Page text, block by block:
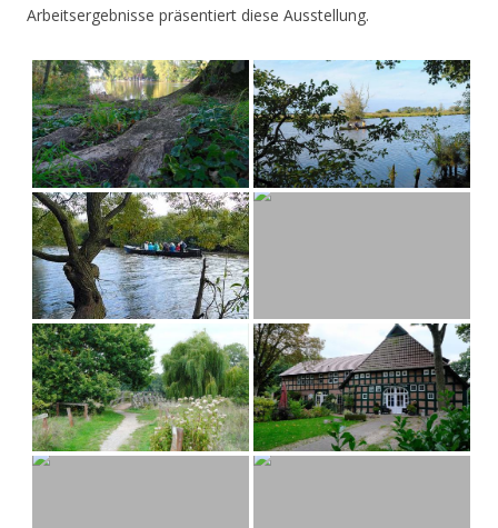
Arbeitsergebnisse präsentiert diese Ausstellung.